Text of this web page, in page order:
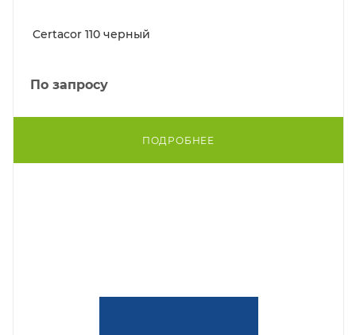
Certacor 110 черный
По запросу
ПОДРОБНЕЕ